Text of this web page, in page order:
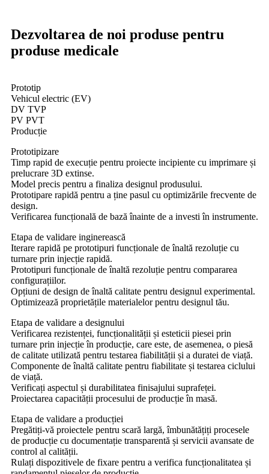
Dezvoltarea de noi produse pentru
produse medicale
Prototip
Vehicul electric (EV)
DV TVP
PV PVT
Producție
Prototipizare
Timp rapid de execuție pentru proiecte incipiente cu imprimare și
prelucrare 3D extinse.
Model precis pentru a finaliza designul produsului.
Prototipare rapidă pentru a ține pasul cu optimizările frecvente de
design.
Verificarea funcțională de bază înainte de a investi în instrumente.
Etapa de validare inginerească
Iterare rapidă pe prototipuri funcționale de înaltă rezoluție cu
turnare prin injecție rapidă.
Prototipuri funcționale de înaltă rezoluție pentru compararea
configurațiilor.
Opțiuni de design de înaltă calitate pentru designul experimental.
Optimizează proprietățile materialelor pentru designul tău.
Etapa de validare a designului
Verificarea rezistenței, funcționalității și esteticii piesei prin
turnare prin injecție în producție, care este, de asemenea, o piesă
de calitate utilizată pentru testarea fiabilității și a duratei de viață.
Componente de înaltă calitate pentru fiabilitate și testarea ciclului
de viață.
Verificați aspectul și durabilitatea finisajului suprafeței.
Proiectarea capacității procesului de producție în masă.
Etapa de validare a producției
Pregătiți-vă proiectele pentru scară largă, îmbunătățiți procesele
de producție cu documentație transparentă și servicii avansate de
control al calității.
Rulați dispozitivele de fixare pentru a verifica funcționalitatea și